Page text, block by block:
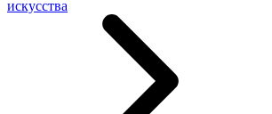
искусства